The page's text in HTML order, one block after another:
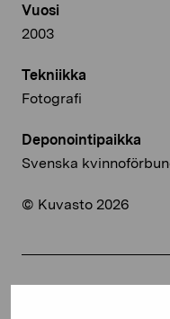
Vuosi
2003
Tekniikka
Fotografi
Deponointipaikka
Svenska
© Kuvasto 2026